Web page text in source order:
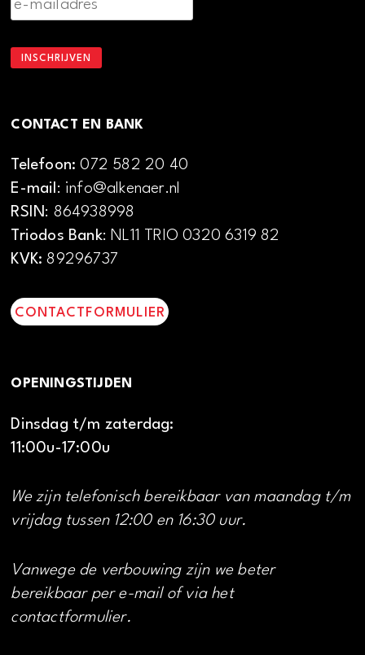
CONTACT EN BANK
Telefoon:072 582 20 40
E-mail: info@alkenaer.nl
RSIN: 864938998
Triodos Bank: NL11 TRIO 0320 6319 82
KVK: 89296737
CONTACTFORMULIER
OPENINGSTIJDEN
Dinsdag t/m zaterdag:
11:00u-17:00u
We zijn telefonisch bereikbaar van maandag t/m
vrijdag tussen 12:00 en 16:30 uur.
Vanwege de verbouwing zijn we beter
bereikbaar per e-mail of via het
contactformulier.